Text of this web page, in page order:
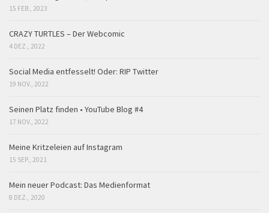
15 FEB., 2023
CRAZY TURTLES – Der Webcomic
4 DEZ., 2022
Social Media entfesselt! Oder: RIP Twitter
19 NOV., 2022
Seinen Platz finden • YouTube Blog #4
17 NOV., 2022
Meine Kritzeleien auf Instagram
15 SEP., 2021
Mein neuer Podcast: Das Medienformat
8 DEZ., 2020